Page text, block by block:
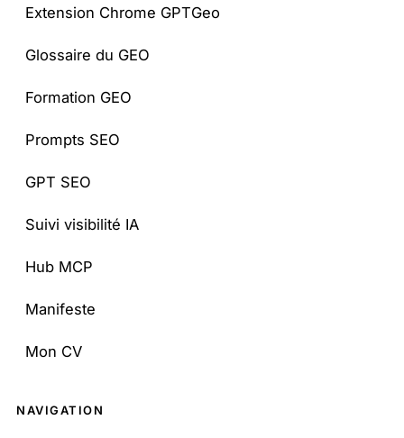
Extension Chrome GPTGeo
Glossaire du GEO
Formation GEO
Prompts SEO
GPT SEO
Suivi visibilité IA
Hub MCP
Manifeste
Mon CV
NAVIGATION
Juju bot
Posez-moi vos questions